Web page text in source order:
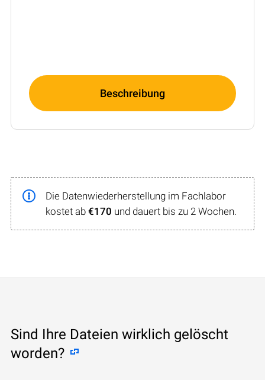
Beschreibung
Die Datenwiederherstellung im Fachlabor
kostet ab €170 und dauert bis zu 2 Wochen.
Sind Ihre Dateien wirklich gelöscht
worden?